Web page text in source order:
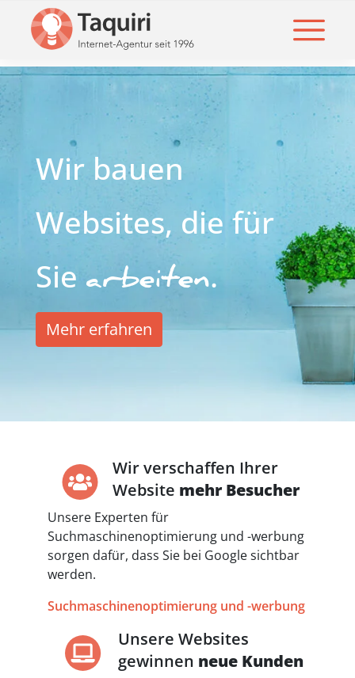
Wir bauen
Websites, die für
Sie arbeiten.
Mehr erfahren
Wir verschaffen Ihrer
Website mehr Besucher
Unsere Experten für
Suchmaschinenoptimierung und -werbung
sorgen dafür, dass Sie bei Google sichtbar
werden.
Suchmaschinenoptimierung und -werbung
Unsere Websites
gewinnen neue Kunden